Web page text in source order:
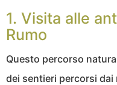
1. Visita alle
Rumo
Questo percorso
dei sentieri percorsi dai